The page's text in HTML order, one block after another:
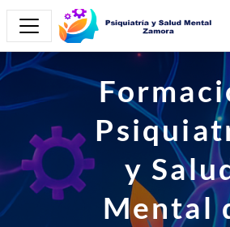
Salta al contenido principal
Panel lateral
Moodle
y
Mental